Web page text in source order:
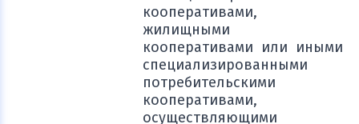
кооперативами,
жилищными
кооперативами или иными
специализированными
потребительскими
кооперативами,
осуществляющими